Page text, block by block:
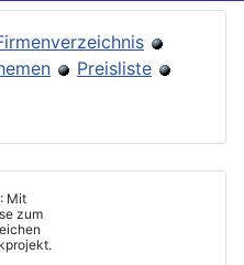
Preisliste
Mit
zum